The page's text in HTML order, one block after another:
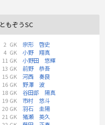
ともぞうSC
2 GK
宗形 啓史
4 GK
小野 翔真
11 GK
小野田 悠輝
13 GK
前野 恭吾
15 GK
河西 奏良
16 GK
野澤 波
18 GK
谷田部 陽真
19 GK
市村 悠斗
20 GK
羽石 圭陽
21 GK
猪瀬 英久